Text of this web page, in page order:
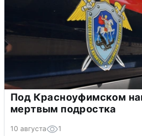
Под Красноуфимском
мертвым подростка
10 августа 1